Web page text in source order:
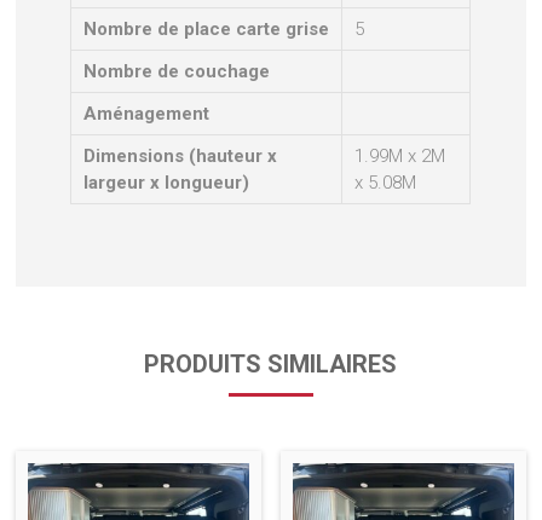
Nombre de place carte grise
5
Nombre de couchage
Aménagement
Dimensions (hauteur x
largeur x longueur)
1.99M x 2M
x 5.08M
PRODUITS SIMILAIRES